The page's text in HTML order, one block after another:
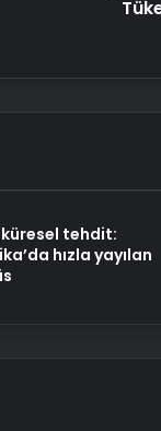
tehdit:
hızla yayılan